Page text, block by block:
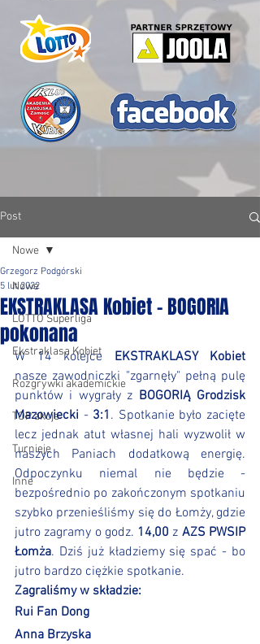
Post
Nowe
LOTTO Superliga
Ekstraklasa Kobiet
Rozgrywki akademickie
TOP akcje
Turnieje
Inne
Nowe
EKSTRAKLASA Kobiet - BOGORIA
pokonana
Grzegorz Podgórski
5 lut 2022
W 14 kolejce EKSTRAKLASY Kobiet
nasze zawodniczki "zgarnęły" pełną pulę
punktów i wygrały z BOGORIĄ Grodzisk
Mazowiecki - 3:1 . Spotkanie było zacięte
lecz jednak atut własnej hali wyzwolił w
naszych Paniach dodatkową energię.
Odpoczynku niemal nie będzie -
bezpośrednio po zakończonym spotkaniu
szybko przenieśliśmy się do Łomży, gdzie
jutro zagramy o godz. 14,00 z AZS PWSIP
Łomża. Dziś już kładziemy się spać - bo
jutro bardzo ciężkie spotkanie.
Zagraliśmy w składzie:
Rui Fan Dong
Anna Brzyska